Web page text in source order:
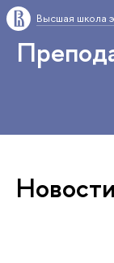
Высшая школа
Новости